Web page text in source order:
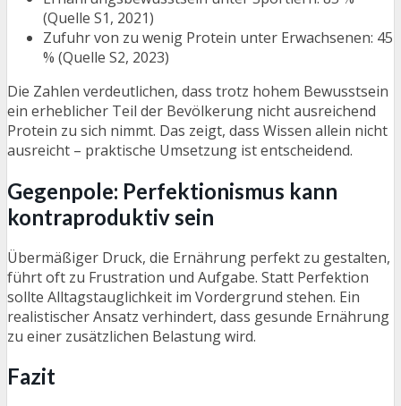
(Quelle S1, 2021)
Zufuhr von zu wenig Protein unter Erwachsenen: 45
% (Quelle S2, 2023)
Die Zahlen verdeutlichen, dass trotz hohem Bewusstsein
ein erheblicher Teil der Bevölkerung nicht ausreichend
Protein zu sich nimmt. Das zeigt, dass Wissen allein nicht
ausreicht – praktische Umsetzung ist entscheidend.
Gegenpole: Perfektionismus kann
kontraproduktiv sein
Übermäßiger Druck, die Ernährung perfekt zu gestalten,
führt oft zu Frustration und Aufgabe. Statt Perfektion
sollte Alltagstauglichkeit im Vordergrund stehen. Ein
realistischer Ansatz verhindert, dass gesunde Ernährung
zu einer zusätzlichen Belastung wird.
Fazit